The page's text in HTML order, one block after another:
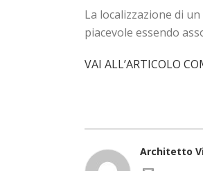
La localizzazione di
piacevole essendo
VAI ALL’ARTICOLO
Architetto